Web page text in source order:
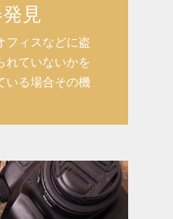
見
フィスなどに盗
れていないかを
いる場合その機